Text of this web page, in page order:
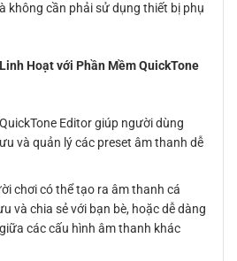
không cần phải sử dụng thiết bị phụ
Hoạt với Phần Mềm QuickTone
Editor giúp người dùng
và quản lý các preset âm thanh dễ
chơi có thể tạo ra âm thanh cá
và chia sẻ với bạn bè, hoặc dễ dàng
các cấu hình âm thanh khác